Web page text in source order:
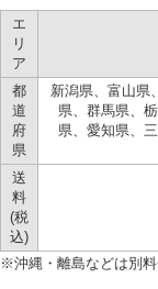
エ
リ
ア
都
道
府
県
新潟県、富山県
県、群馬県、
県、愛知県、
送
料
(税
込)
※沖縄・離島などは別